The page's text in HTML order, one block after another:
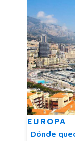
EUROPA
Dónde